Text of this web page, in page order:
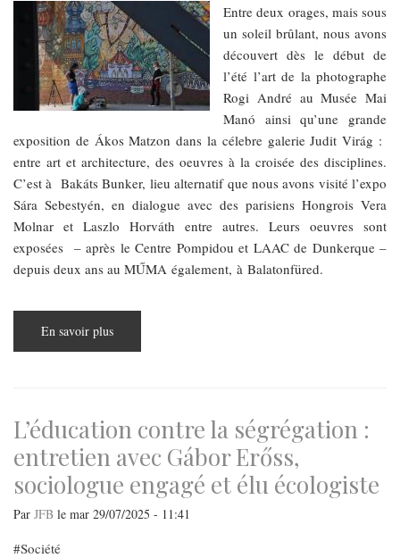
​​​​​​​Entre deux orages, mais sous
un soleil brûlant, nous avons
découvert dès le début de
l’été l’art de la photographe
Rogi André au Musée Mai
Manó ainsi qu’une grande
exposition de Ákos Matzon dans la célebre galerie Judit Virág :
entre art et architecture, des oeuvres à la croisée des disciplines.
C’est à Bakáts Bunker, lieu alternatif que nous avons visité l’expo
Sára Sebestyén, en dialogue avec des parisiens Hongrois Vera
Molnar et Laszlo Horváth entre autres. Leurs oeuvres sont
exposées – après le Centre Pompidou et LAAC de Dunkerque –
depuis deux ans au MŰMA également, à Balatonfüred.
En savoir plus
L’éducation contre la ségrégation :
entretien avec Gábor Erőss,
sociologue engagé et élu écologiste
Par JFB le mar 29/07/2025 - 11:41
Société